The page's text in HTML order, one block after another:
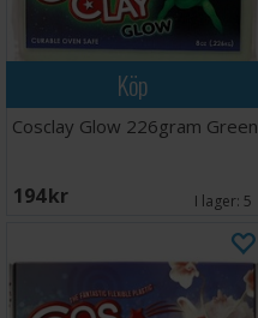
Köp
Cosclay Glow 226gram Green
194 SEK I lager: 5